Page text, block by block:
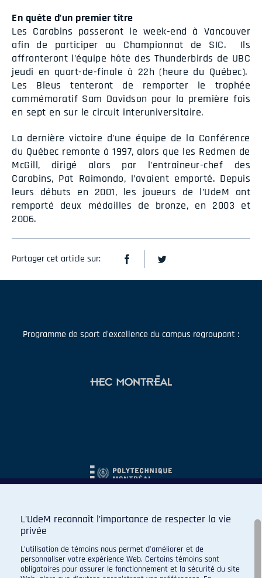
En quête d’un premier titre
Les Carabins passeront le week-end à Vancouver
afin de participer au Championnat de SIC. Ils
affronteront l’équipe hôte des Thunderbirds de UBC
jeudi en quart-de-finale à 22h (heure du Québec).
Les Bleus tenteront de remporter le trophée
commémoratif Sam Davidson pour la première fois
en sept en sur le circuit interuniversitaire.
La dernière victoire d’une équipe de la Conférence
du Québec remonte à 1997, alors que les Redmen de
McGill, dirigé alors par l’entraîneur-chef des
Carabins, Pat Raimondo, l’avaient emporté. Depuis
leurs débuts en 2001, les joueurs de l’UdeM ont
remporté deux médailles de bronze, en 2003 et
2006.
Partager cet article sur:
Programme de sport d'excellence du campus regroupant :
L’UdeM reconnaît l’importance de respecter la vie
privée
L’utilisation de témoins nous permet d’améliorer et de
personnaliser votre expérience Web. Certains témoins sont
obligatoires pour assurer le fonctionnement et la sécurité du site